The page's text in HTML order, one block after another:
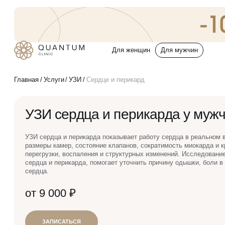
Для женщин Для мужчин
Услуги
Инъекционная косметология
Аппаратная косметология
Эстетическая косметология
Проблемы
До/после
О клинике
Главная Услуги УЗИ Сердце и перикард
УЗИ сердца и перикарда у
УЗИ сердца и перикарда показывает работу сердца в реальном
размеры камер, состояние клапанов, сократимость миокарда и
перегрузки, воспаления и структурных изменений.
сердца и перикарда, помогает уточнить причину одышки, боли в
сердца.
от 9 000 ₽
ЗАПИСАТЬСЯ